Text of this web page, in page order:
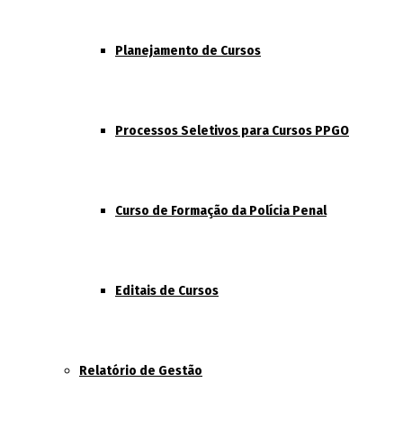
Planejamento de Cursos
Processos Seletivos para Cursos PPGO
Curso de Formação da Polícia Penal
Editais de Cursos
Relatório de Gestão